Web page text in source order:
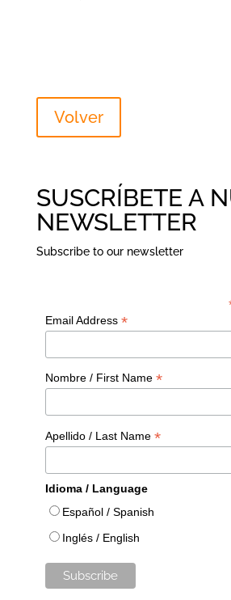
Volver
SUSCRÍBETE A
NEWSLETTER
Subscribe to our newsletter
Email Address *
Nombre / First Name *
Apellido / Last Name *
Idioma / Language
Español / Spanish
Inglés / English